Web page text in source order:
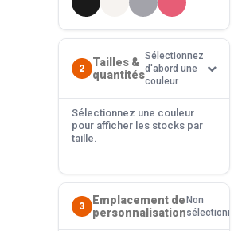
2
Tailles &
quantités
Sélectionnez
d'abord une
couleur
Sélectionnez une couleur
pour afficher les stocks par
taille.
3
Emplacement de
personnalisation
Non
sélectionné